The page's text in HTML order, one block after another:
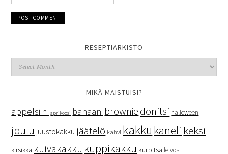
RESEPTIARKISTO
MIKÄ MAISTUISI?
appelsiini aprikoosi banaani brownie donitsi halloween
joulu juustokakku jäätelö kahvi kakku kaneli keksi
kirsikka kuivakakku kuppikakku kurpitsa leivos